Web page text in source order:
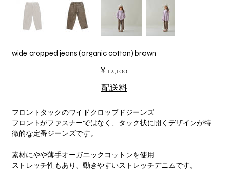
wide cropped jeans (organic cotton) brown
価
格
￥12,100
配送料
フロントタックのワイドクロップドジーンズ
フロントがファスナーではなく、タック状に開くデザインが特
徴的な定番ジーンズです。
素材にやや薄手オーガニックコットンを使用
ストレッチ性もあり、動きやすいストレッチデニムです。